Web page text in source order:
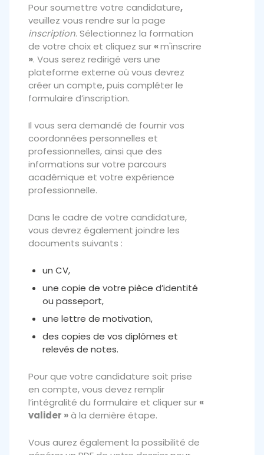
Pour soumettre votre candidature,
veuillez vous rendre sur la page
inscription. Sélectionnez la formation
de votre choix et cliquez sur «m'inscrire
». Vous serez redirigé vers une
plateforme externe où vous devrez
créer un compte, puis compléter le
formulaire d’inscription.
Il vous sera demandé de fournir vos
coordonnées personnelles et
professionnelles, ainsi que des
informations sur votre parcours
académique et votre expérience
professionnelle.
Dans le cadre de votre candidature,
vous devrez également joindre les
documents suivants :
un CV,
une copie de votre pièce d’identité
ou passeport,
une lettre de motivation,
des copies de vos diplômes et
relevés de notes.
Pour que votre candidature soit prise
en compte, vous devez remplir
l’intégralité du formulaire et cliquer sur «
valider »à la dernière étape.
Vous aurez également la possibilité de